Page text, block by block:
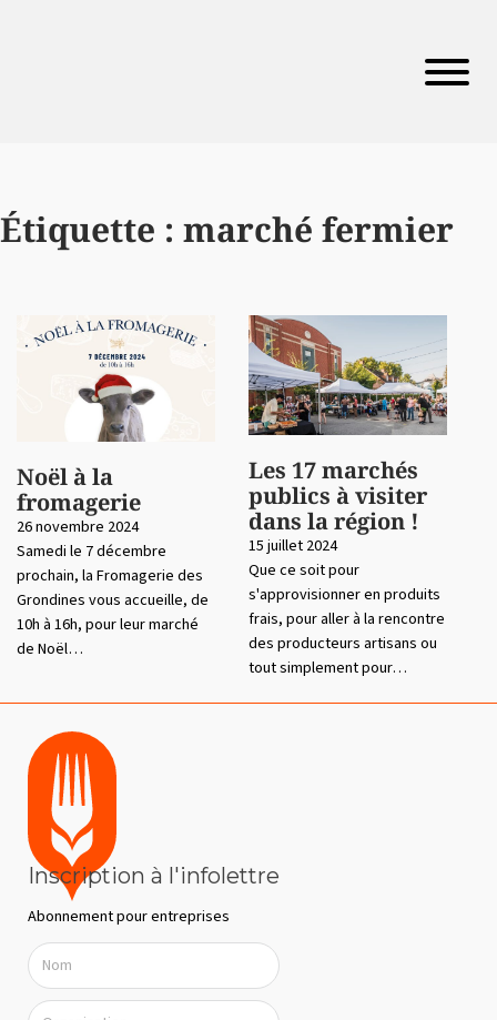
Étiquette : marché fermier
Noël à la
fromagerie
26 novembre 2024
Samedi le 7 décembre
prochain, la Fromagerie des
Grondines vous accueille, de
10h à 16h, pour leur marché
de Noël…
Les 17 marchés
publics à visiter
dans la région !
15 juillet 2024
Que ce soit pour
s'approvisionner en produits
frais, pour aller à la rencontre
des producteurs artisans ou
tout simplement pour…
Inscription à l'infolettre
Abonnement pour entreprises